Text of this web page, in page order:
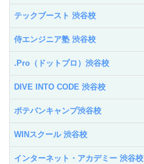
テックブースト 渋谷校
侍エンジニア塾 渋谷校
.Pro（ドットプロ）渋谷校
DIVE INTO CODE 渋谷校
ポテパンキャンプ渋谷校
WINスクール 渋谷校
インターネット・アカデミー 渋谷校